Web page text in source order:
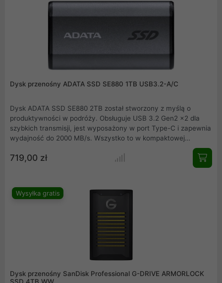
Dysk przenośny ADATA SSD SE880 1TB USB3.2-A/C
Dysk ADATA SSD SE880 2TB został stworzony z myślą o
produktywności w podróży. Obsługuje USB 3.2 Gen2 x2 dla
szybkich transmisji, jest wyposażony w port Type-C i zapewnia
wydajność do 2000 MB/s. Wszystko to w kompaktowej
obudowie o pojemności zaledwie 28 cm3, czyli mniejszej niż
etui na słuchawki Airpods. Te cechy sprawiają, że jest to
719,00 zł
Wysyłka gratis
Dysk przenośny SanDisk Professional G-DRIVE ARMORLOCK